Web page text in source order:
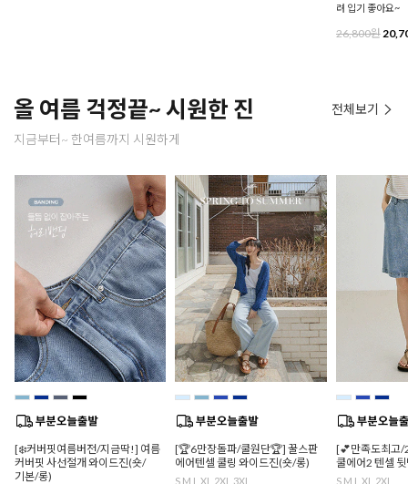
려 입기 좋아요~
26,800원
올 여름 걱정끝~ 시원한 진
지금부터~ 한여름까지 시원하게
전체보기
[❄️커버핏여름버전/지금딱!] 여름
커버핏 사선절개 와이드진(숏/
기본/롱)
[🏆6만장돌파/쿨원단🏆] 꿀스판
에어텐셀 쿨링 와이드진(숏/롱)
S,M,L,XL,2XL,3XL
[💕만족도최고/
쿨에어2 텐셀
S,M,L,XL,2XL